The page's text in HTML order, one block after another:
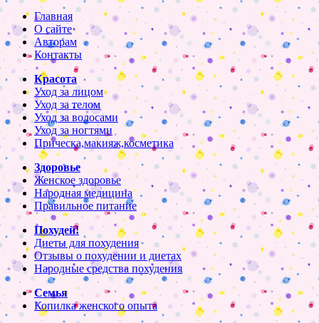
Главная
О сайте
Авторам
Контакты
Красота
Уход за лицом
Уход за телом
Уход за волосами
Уход за ногтями
Прическа,макияж,косметика
Здоровье
Женское здоровье
Народная медицина
Правильное питание
Похудей!
Диеты для похудения
Отзывы о похудении и диетах
Народные средства похудения
Семья
Копилка женского опыта